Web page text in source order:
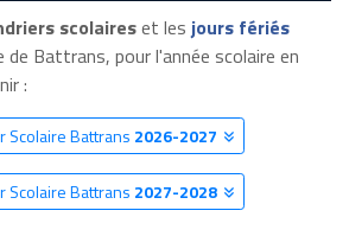
scolaireset les jours fériés
Battrans, pour l'année scolaire en
:
Scolaire Battrans 2026-2027
Scolaire Battrans 2027-2028